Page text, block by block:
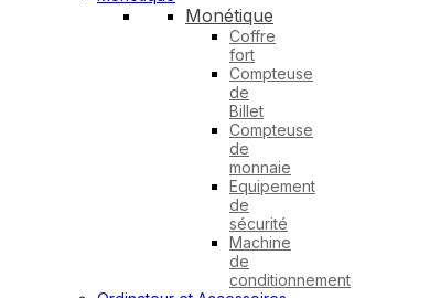
Monétique
Coffre
fort
Compteuse
de
Billet
Compteuse
de
monnaie
Equipement
de
sécurité
Machine
de
conditionnement